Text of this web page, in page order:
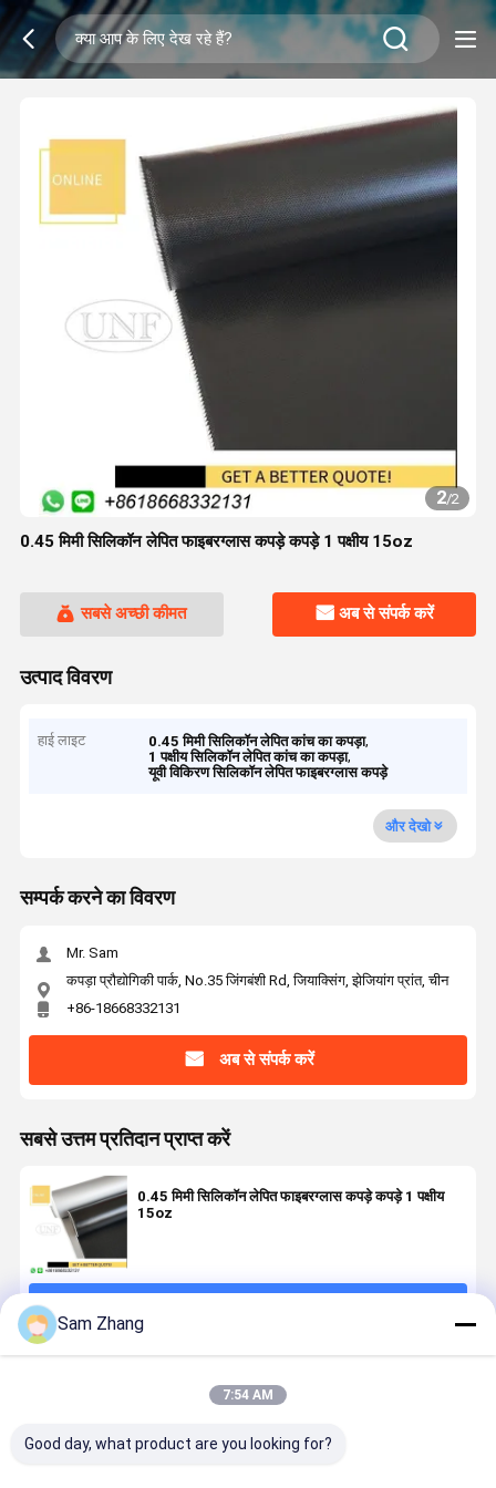
2/2
0.45 मिमी सिलिकॉन लेपित फाइबरग्लास कपड़े कपड़े 1 पक्षीय 15oz
सबसे अच्छी कीमत अब से संपर्क करें
उत्पाद विवरण
हाई लाइट 0.45 मिमी सिलिकॉन लेपित कांच का कपड़ा,
1 पक्षीय सिलिकॉन लेपित कांच का कपड़ा,
यूवी विकिरण सिलिकॉन लेपित फाइबरग्लास कपड़े
और देखो
सम्पर्क करने का विवरण
Mr. Sam
कपड़ा प्रौद्योगिकी पार्क, No.35 जिंगबंशी Rd, जियाक्सिंग, झेजियांग प्रांत, चीन
+86-18668332131
अब से संपर्क करें
सबसे उत्तम प्रतिदान प्राप्त करें
0.45 मिमी सिलिकॉन लेपित फाइबरग्लास कपड़े कपड़े 1 पक्षीय
15oz
Sam Zhang
7:54 AM
Good day, what product are you looking for?